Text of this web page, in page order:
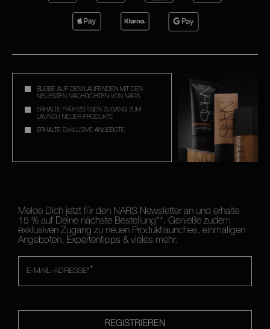
BLEIBE AUF DEM LAUFENDEN MIT DEN
NEUESTEN NACHRICHTEN VON NARS
ERHALTE FRÜHZEITIGEN ZUGANG ZUM
LAUNCH NEUER PRODUKTE
ERHALTE EXKLUSIVE ANGEBOTE
Melde Dich jetzt für den NARS Newsletter an und erhalte
15 % auf Deine nächste Bestellung**. Genieße zudem
exklusiven Zugang zu neuen Produktlaunches, einmaligen
Angeboten, Expertentipps & vieles mehr.
*
E-MAIL-ADRESSE*
REGISTRIEREN